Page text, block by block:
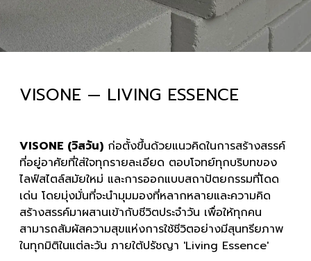
VISONE — LIVING ESSENCE
VISONE (วิสวัน) ก่อตั้งขึ้นด้วยแนวคิดในการสร้างสรรค์
ที่อยู่อาศัยที่ใส่ใจทุกรายละเอียด ตอบโจทย์ทุกบริบทของ
ไลฟ์สไตล์สมัยใหม่ และการออกแบบสถาปัตยกรรมที่โดด
เด่น โดยมุ่งมั่นที่จะนำมุมมองที่หลากหลายและความคิด
สร้างสรรค์มาผสานเข้ากับชีวิตประจำวัน เพื่อให้ทุกคน
สามารถสัมผัสความสุขแห่งการใช้ชีวิตอย่างมีสุนทรียภาพ
ในทุกมิติในแต่ละวัน ภายใต้ปรัชญา 'Living Essence'